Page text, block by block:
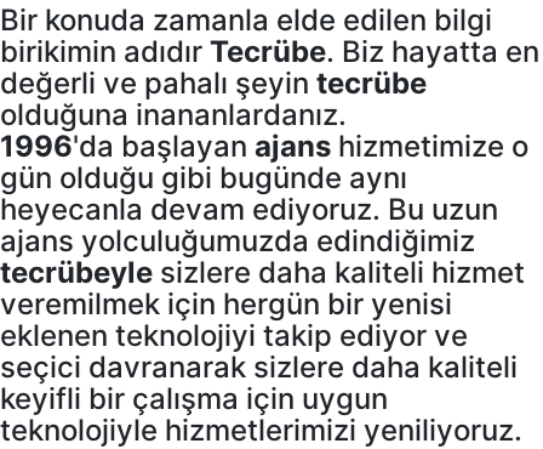
Bir konuda zamanla elde edilen bilgi
birikimin adıdır Tecrübe. Biz hayatta en
değerli ve pahalı şeyin tecrübe
olduğuna inananlardanız.
1996'da başlayan ajans hizmetimize o
gün olduğu gibi bugünde aynı
heyecanla devam ediyoruz. Bu uzun
ajans yolculuğumuzda edindiğimiz
tecrübeyle sizlere daha kaliteli hizmet
veremilmek için hergün bir yenisi
eklenen teknolojiyi takip ediyor ve
seçici davranarak sizlere daha kaliteli
keyifli bir çalışma için uygun
teknolojiyle hizmetlerimizi yeniliyoruz.